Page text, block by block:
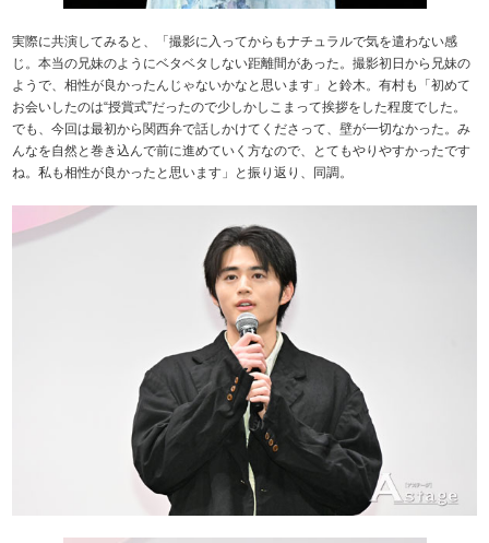
実際に共演してみると、「撮影に入ってからもナチュラルで気を遣わない感
じ。本当の兄妹のようにベタベタしない距離間があった。撮影初日から兄妹の
ようで、相性が良かったんじゃないかなと思います」と鈴木。有村も「初めて
お会いしたのは“授賞式”だったので少しかしこまって挨拶をした程度でした。
でも、今回は最初から関西弁で話しかけてくださって、壁が一切なかった。み
んなを自然と巻き込んで前に進めていく方なので、とてもやりやすかったです
ね。私も相性が良かったと思います」と振り返り、同調。